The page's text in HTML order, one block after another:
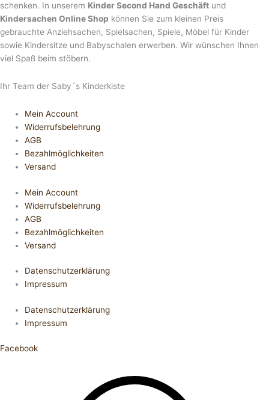
schenken. In unserem Kinder Second Hand Geschäft und
Kindersachen Online Shop können Sie zum kleinen Preis
gebrauchte Anziehsachen, Spiel­sachen, Spiele, Möbel für Kinder
sowie Kindersitze und Babyschalen erwerben. Wir wünschen Ihnen
viel Spaß beim stöbern.
Ihr Team der Saby´s Kinderkiste
Mein Account
Widerrufsbelehrung
AGB
Bezahlmöglichkeiten
Versand
Mein Account
Widerrufsbelehrung
AGB
Bezahlmöglichkeiten
Versand
Datenschutzerklärung
Impressum
Datenschutzerklärung
Impressum
Facebook